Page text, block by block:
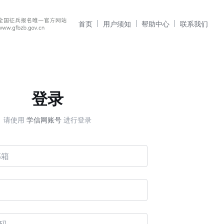
首页 用户须知 帮助中心 联系我们
登录
请使用 学信网账号进行登录